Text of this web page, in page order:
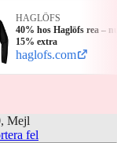
HAGLÖFS
40% hos Haglöfs rea –
15% extra
haglofs.com
Mejl
fel